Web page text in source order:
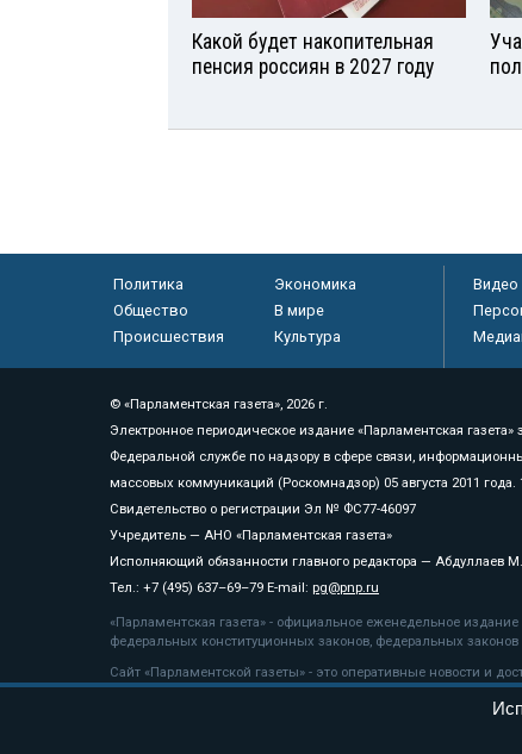
Какой будет накопительная
пенсия россиян в 2027 году
Политика
Экономика
Общество
В мире
Происшествия
Культура
Видео
© «Парламентская газета», 2026 г.
Электронное периодическое издание «Парламентская газета»
Федеральной службе по надзору в сфере связи,
массовых коммуникаций (Роскомнадзор) 05 августа 2011 года.
Свидетельство о регистрации Эл № ФС77-46097
Учредитель — АНО «Парламентская газета»
Исполняющий обязанности главного редактора — Абдуллаев
Тел.: +7 (495) 637–69–79 E-mail: pg@pnp.ru
«Парламентская газета» - официальное еженедельное
федеральных конституционных законов, федеральных
Сайт «Парламентской газеты» - это оперативные новости и
«Парламентской газеты» активная ссылка на pnp.ru
рекомендательные